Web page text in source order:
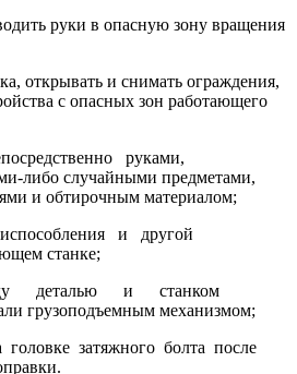
руки в опасную зону вращения
открывать и снимать ограждения,
с опасных зон работающего
руками,
либо случайными предметами,
и обтирочным материалом;
и другой
станке;
деталью и станком
грузоподъемным механизмом;
затяжного болта после